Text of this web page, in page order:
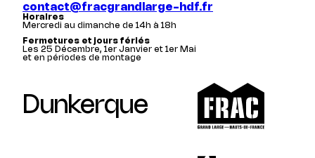
contact@fracgrandlarge-hdf.fr
Horaires
Mercredi au dimanche de 14h à 18h
Fermetures et jours fériés
Les 25 Décembre, 1er Janvier et 1er Mai
et en périodes de montage
Dunkerque